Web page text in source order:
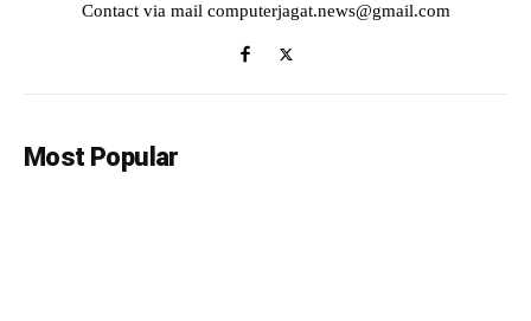
Contact via mail computerjagat.news@gmail.com
Most Popular